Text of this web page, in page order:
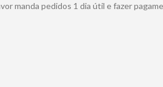
manda pedidos 1 dia útil e fazer